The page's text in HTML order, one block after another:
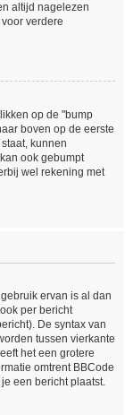
altijd nagelezen
verdere
op de "bump
boven op de eerste
kunnen
ook gebumpt
wel rekening met
ervan is al dan
per bericht
De syntax van
tussen vierkante
het een grotere
omtrent BBCode
een bericht plaatst.